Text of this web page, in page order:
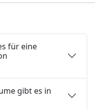
für eine
gibt es in